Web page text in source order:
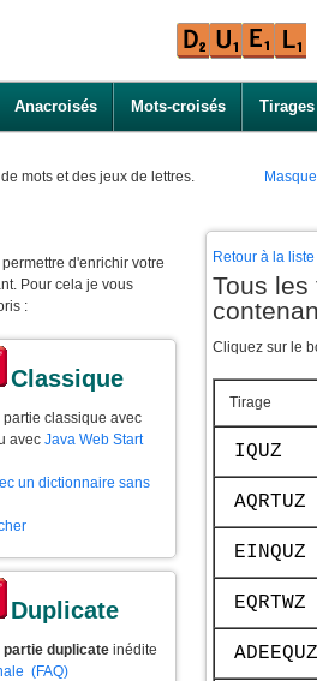
Anacroisés Mots-croisés Tirages
mots et des jeux de lettres.
d'enrichir votre
Pour cela je vous
:
Classique
classique avec
avec Java Web Start
un dictionnaire sans
Duplicate
partie duplicate inédite
(FAQ)
Retour à la
Tous
Cliquez sur le
Tirage
IQUZ
AQRTUZ
EQRTWZ
ADEEQUZ